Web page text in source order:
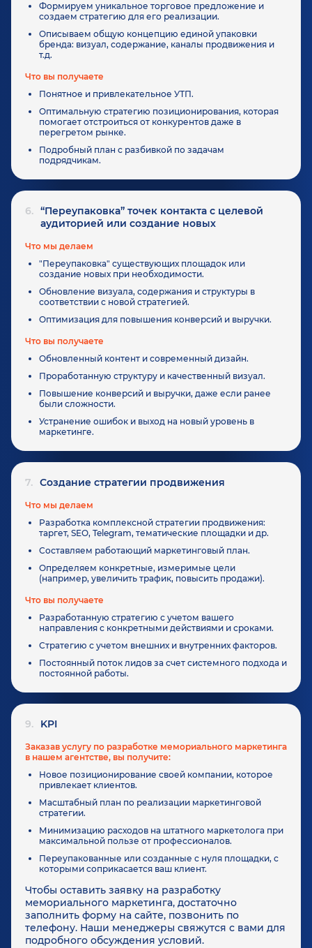
Формируем уникальное торговое предложение и
создаем стратегию для его реализации.
Описываем общую концепцию единой упаковки
бренда: визуал, содержание, каналы продвижения и
т.д.
Что вы получаете
Понятное и привлекательное УТП.
Оптимальную стратегию позиционирования, которая
помогает отстроиться от конкурентов даже в
перегретом рынке.
Подробный план с разбивкой по задачам
подрядчикам.
6. “Переупаковка” точек контакта с целевой
аудиторией или создание новых
Что мы делаем
"Переупаковка" существующих площадок или
создание новых при необходимости.
Обновление визуала, содержания и структуры в
соответствии с новой стратегией.
Оптимизация для повышения конверсий и выручки.
Что вы получаете
Обновленный контент и современный дизайн.
Проработанную структуру и качественный визуал.
Повышение конверсий и выручки, даже если ранее
были сложности.
Устранение ошибок и выход на новый уровень в
маркетинге.
7. Создание стратегии продвижения
Что мы делаем
Разработка комплексной стратегии продвижения:
таргет, SEO, Telegram, тематические площадки и др.
Составляем работающий маркетинговый план.
Определяем конкретные, измеримые цели
(например, увеличить трафик, повысить продажи).
Что вы получаете
Разработанную стратегию с учетом вашего
направления с конкретными действиями и сроками.
Стратегию с учетом внешних и внутренних факторов.
Постоянный поток лидов за счет системного подхода и
постоянной работы.
9. KPI
Заказав услугу по разработке мемориального маркетинга
в нашем агентстве, вы получите:
Новое позиционирование своей компании, которое
привлекает клиентов.
Масштабный план по реализации маркетинговой
стратегии.
Минимизацию расходов на штатного маркетолога при
максимальной пользе от профессионалов.
Переупакованные или созданные с нуля площадки, с
которыми соприкасается ваш клиент.
Чтобы оставить заявку на разработку
мемориального маркетинга, достаточно
заполнить форму на сайте, позвонить по
телефону. Наши менеджеры свяжутся с вами для
подробного обсуждения условий.